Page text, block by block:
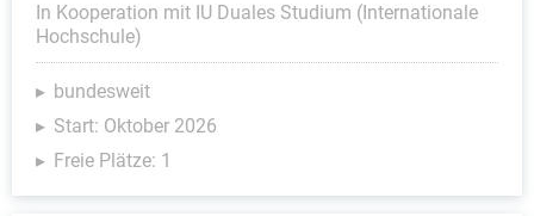
In Kooperation mit IU Duales Studium (Internationale
Hochschule)
bundesweit
Start: Oktober 2026
Freie Plätze: 1